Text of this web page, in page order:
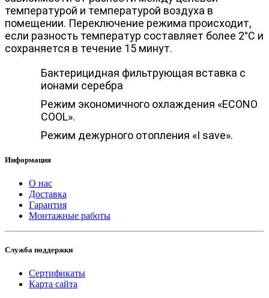
температурой и температурой воздуха в
помещении. Переключение режима происходит,
если разность температур составляет более 2°С и
сохраняется в течение 15 минут.
Бактерицидная фильтрующая вставка с
ионами серебра
Режим экономичного охлаждения «ECONO
COOL».
Режим дежурного отопления «I save».
Информация
О нас
Доставка
Гарантия
Монтажные работы
Служба поддержки
Сертификаты
Карта сайта